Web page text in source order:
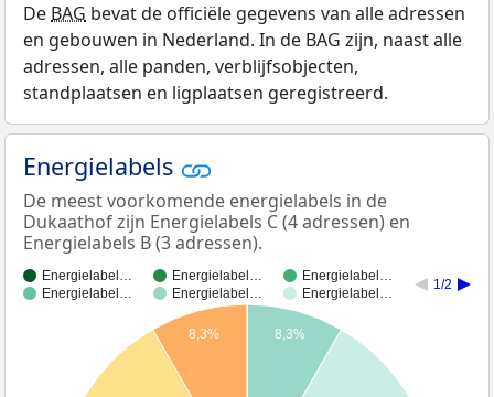
De BAG bevat de officiële gegevens van alle adressen
en gebouwen in Nederland. In de BAG zijn, naast alle
adressen, alle panden, verblijfsobjecten,
standplaatsen en ligplaatsen geregistreerd.
Energielabels
De meest voorkomende energielabels in de
Dukaathof zijn Energielabels C (4 adressen) en
Energielabels B (3 adressen).
Energielabel… Energielabel…
Energielabel…
Energielabel…
Energielabel… Energielabel…
1/2
8,3%
8,3%